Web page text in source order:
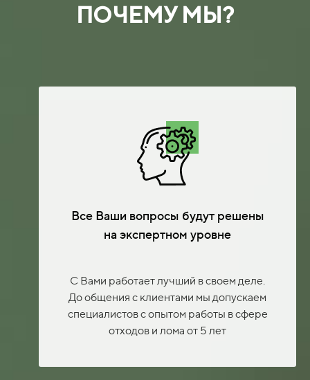
ПОЧЕМУ МЫ?
Все Ваши вопросы будут решены
на экспертном уровне
С Вами работает лучший в своем деле.
До общения с клиентами мы допускаем
специалистов с опытом работы в сфере
отходов и лома от 5 лет